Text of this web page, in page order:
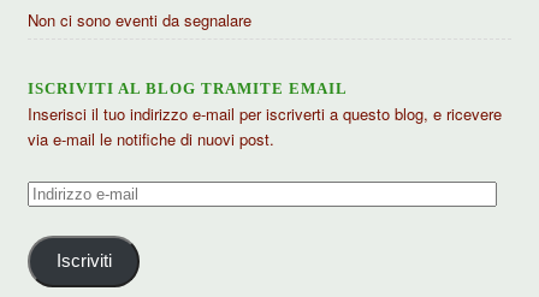
Non ci sono eventi da segnalare
ISCRIVITI AL BLOG TRAMITE EMAIL
Inserisci il tuo indirizzo e-mail per iscriverti a questo blog, e ricevere
via e-mail le notifiche di nuovi post.
Indirizzo
mail
Iscriviti